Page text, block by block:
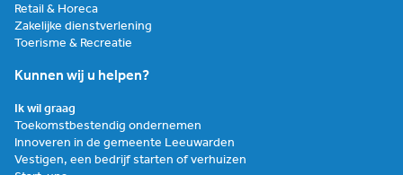
Retail & Horeca
Zakelijke dienstverlening
Toerisme & Recreatie
Kunnen wij u helpen?
Ik wil graag
Toekomstbestendig ondernemen
Innoveren in de gemeente Leeuwarden
Vestigen, een bedrijf starten of verhuizen